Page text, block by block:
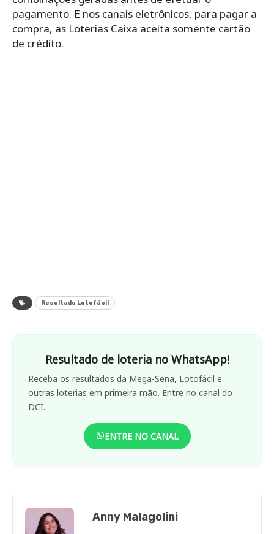
pagamento. E nos canais eletrônicos, para pagar a
compra, as Loterias Caixa aceita somente cartão
de crédito.
Resultado Lotofácil
Resultado de loteria no WhatsApp!
Receba os resultados da Mega-Sena, Lotofácil e
outras loterias em primeira mão. Entre no canal do
DCI.
ENTRE NO CANAL
Anny Malagolini